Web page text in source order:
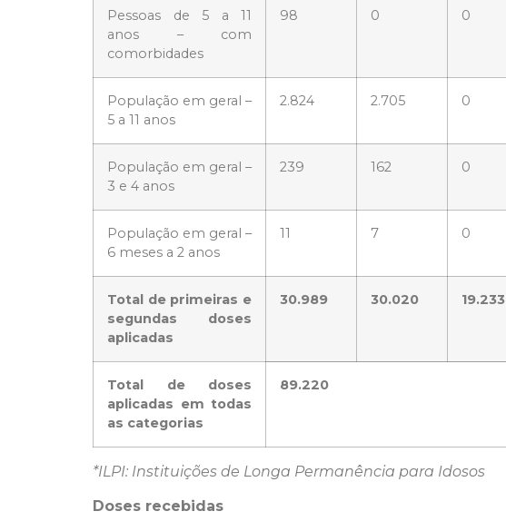
Pessoas de 5 a 11
anos – com
comorbidades
98 0 0
População em geral –
5 a 11 anos
2.824 2.705 0
População em geral –
3 e 4 anos
239 162 0
População em geral –
6 meses a 2 anos
11 7 0
Total de primeiras e
segundas doses
aplicadas
30.989 30.020 19.233
Total de doses
aplicadas em todas
as categorias
89.220
*ILPI: Instituições de Longa Permanência para Idosos
Doses recebidas